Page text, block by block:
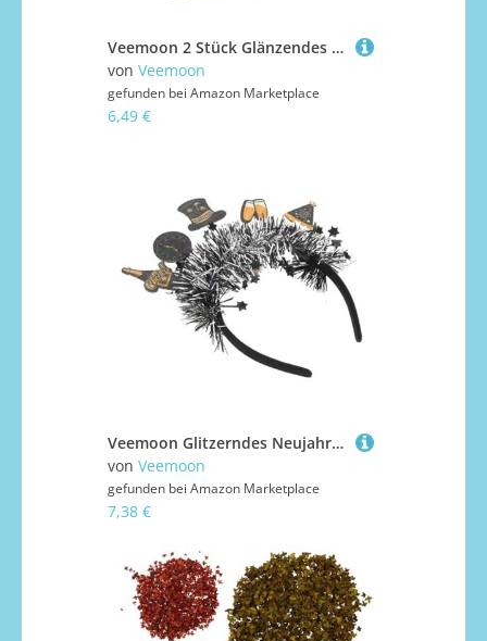
Veemoon 2 Stück Glänzendes Goldfarbenes Stirnband Mädchen Funkelnder Haarschmuck für Partys und Geburtstagsfeiern Leichtes Langlebiges Mädchenhaar accessoire mit Elegantem Design
von Veemoon
gefunden bei Amazon Marketplace
6,49 €
Veemoon Glitzerndes Neujahrs-stirnband mit Uhr-hut Design Komfortabler Flexibler Haarreif für Weihnachts Silvesterfeiern Festliches Party-accessoire für Stilvolle Jahreswechsel-outfits
von Veemoon
gefunden bei Amazon Marketplace
7,38 €